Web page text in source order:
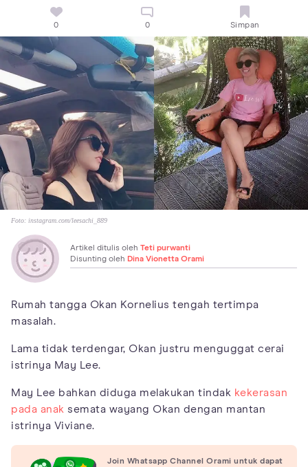
0 0 Simpan
Foto: instagram.com/leesachi_889
Artikel ditulis oleh Teti purwanti
Disunting oleh Dina Vionetta Orami
Rumah tangga Okan Kornelius tengah tertimpa
masalah.
Lama tidak terdengar, Okan justru menguggat cerai
istrinya May Lee.
May Lee bahkan diduga melakukan tindak kekerasan
pada anak semata wayang Okan dengan mantan
istrinya Viviane.
Join Whatsapp Channel Orami untuk dapat